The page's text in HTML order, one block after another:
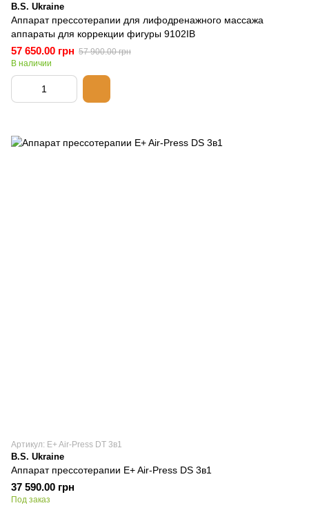
B.S. Ukraine
Аппарат прессотерапии для лифодренажного массажа
аппараты для коррекции фигуры 9102IB
57 650.00 грн 57 900.00 грн
В наличии
Артикул: E+ Air-Press DT 3в1
B.S. Ukraine
Аппарат прессотерапии E+ Air-Press DS 3в1
37 590.00 грн
Под заказ